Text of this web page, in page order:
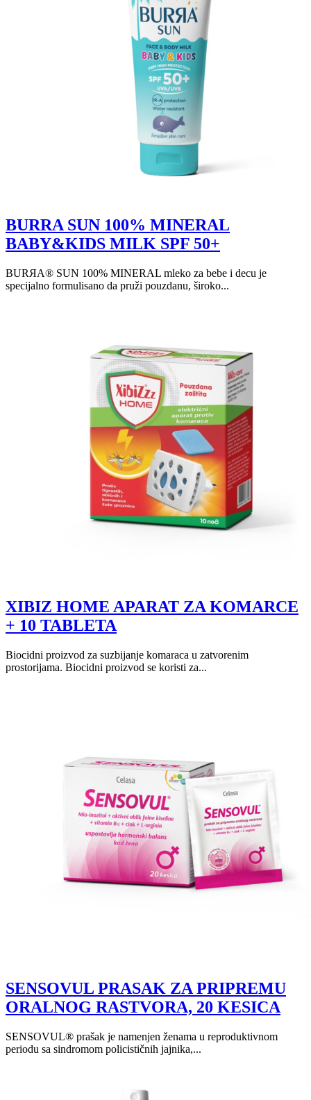
BURRA SUN 100% MINERAL
BABY&KIDS MILK SPF 50+
BURЯA® SUN 100% MINERAL mleko za bebe i decu je
specijalno formulisano da pruži pouzdanu, široko...
XIBIZ HOME APARAT ZA KOMARCE
+ 10 TABLETA
Biocidni proizvod za suzbijanje komaraca u zatvorenim
prostorijama. Biocidni proizvod se koristi za...
SENSOVUL PRASAK ZA PRIPREMU
ORALNOG RASTVORA, 20 KESICA
SENSOVUL® prašak je namenjen ženama u reproduktivnom
periodu sa sindromom policističnih jajnika,...